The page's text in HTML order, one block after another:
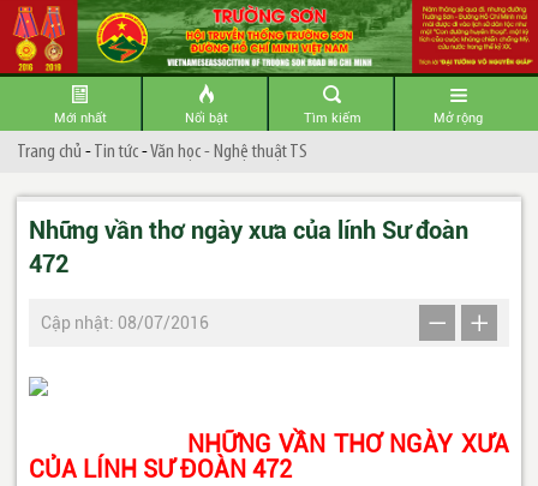
Mới nhất Nổi bật Tìm kiếm Mở rộng
Trang chủ -Tin tức-Văn học - Nghệ thuật TS
Những vần thơ ngày xưa của lính Sư đoàn
472
Cập nhật: 08/07/2016
NHỮNG VẦN THƠ NGÀY XƯA
CỦA LÍNH SƯ ĐOÀN 472